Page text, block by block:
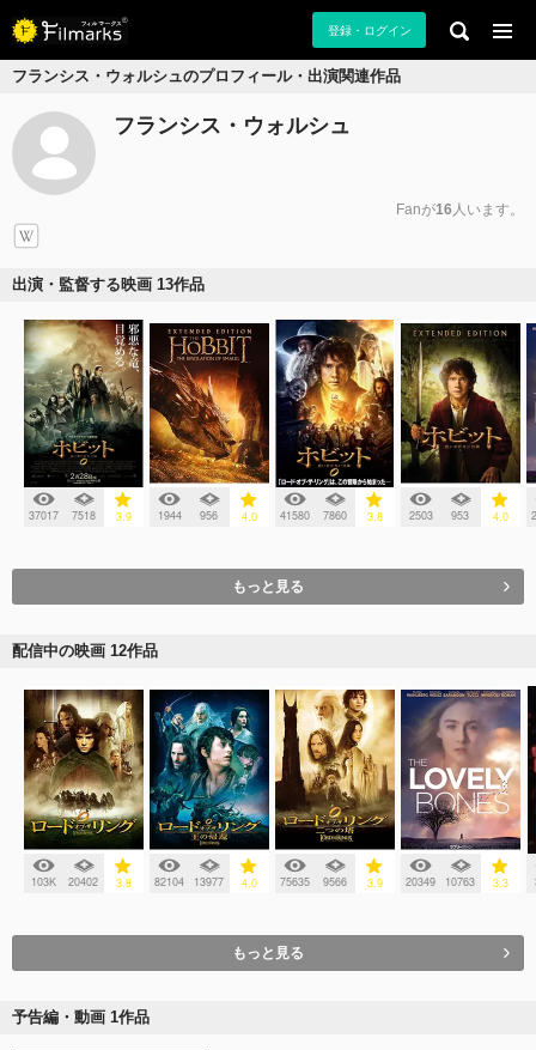
登録・ログイン
フランシス・ウォルシュのプロフィール・出演関連作品
フランシス・ウォルシュ
Fanが16 人います。
出演・監督する映画 13作品
37017 7518 3.9 1944 956 4.0 41580 7860 3.8 2503 953 4.0
もっと見る
配信中の映画 12作品
103K 20402 3.8 82104 13977 4.0 75635 9566 3.9 20349 10763 3.3
もっと見る
予告編・動画 1作品